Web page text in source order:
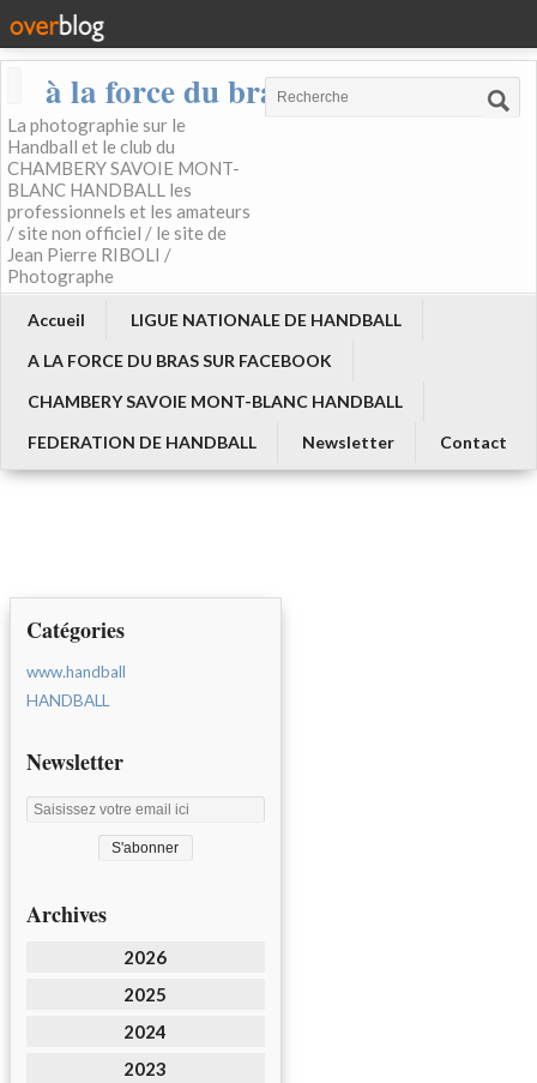
à la force du bras
La photographie sur le
Handball et le club du
CHAMBERY SAVOIE MONT-
BLANC HANDBALL les
professionnels et les amateurs
/ site non officiel / le site de
Jean Pierre RIBOLI /
Photographe
Accueil
LIGUE NATIONALE DE HANDBALL
A LA FORCE DU BRAS SUR FACEBOOK
CHAMBERY SAVOIE MONT-BLANC HANDBALL
FEDERATION DE HANDBALL
Newsletter Contact
Catégories
www.handball
HANDBALL
Newsletter
Archives
2026
2025
2024
2023